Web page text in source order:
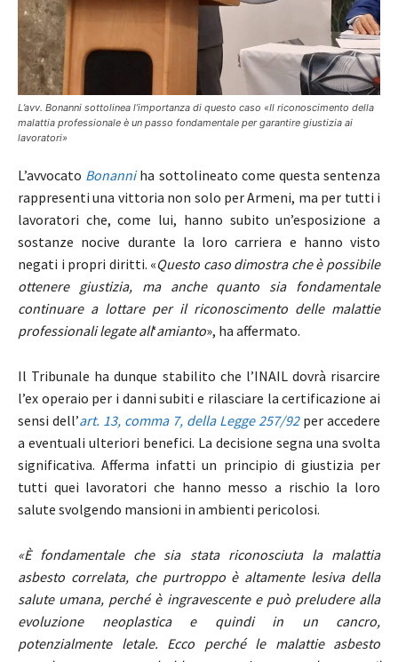
L’avv. Bonanni sottolinea l’importanza di questo caso «Il riconoscimento della
malattia professionale è un passo fondamentale per garantire giustizia ai
lavoratori»
L’avvocato Bonanniha sottolineato come questa sentenza
rappresenti una vittoria non solo per Armeni, ma per tutti i
lavoratori che, come lui, hanno subito un’esposizione a
sostanze nocive durante la loro carriera e hanno visto
negati i propri diritti. «Questo caso dimostra che è possibile
ottenere giustizia, ma anche quanto sia fondamentale
continuare a lottare per il riconoscimento delle malattie
professionali legate all‘amianto», ha affermato.
Il Tribunale ha dunque stabilito che l’INAIL dovrà risarcire
l’ex operaio per i danni subiti e rilasciare la certificazione ai
sensi dell’art. 13, comma 7, della Legge 257/92 per accedere
a eventuali ulteriori benefici. La decisione segna una svolta
significativa. Afferma infatti un principio di giustizia per
tutti quei lavoratori che hanno messo a rischio la loro
salute svolgendo mansioni in ambienti pericolosi.
«È fondamentale che sia stata riconosciuta la malattia
asbesto correlata, che purtroppo è altamente lesiva della
salute umana, perché è ingravescente e può preludere alla
evoluzione neoplastica e quindi in un cancro,
potenzialmente letale. Ecco perché le malattie asbesto